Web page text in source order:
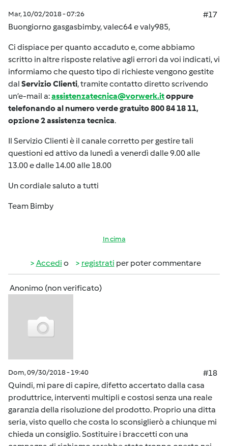
Mar, 10/02/2018 - 07:26
#17
Buongiorno gasgasbimby, valec64 e valy985,
Ci dispiace per quanto accaduto e, come abbiamo
scritto in altre risposte relative agli errori da voi indicati, vi
informiamo che questo tipo di richieste vengono gestite
dal Servizio Clienti, tramite contatto diretto scrivendo
un’e-mail a:assistenzatecnica@vorwerk.itoppure
telefonando al numero verde gratuito 800 84 18 11,
opzione 2 assistenza tecnica.
Il Servizio Clienti è il canale corretto per gestire tali
questioni ed attivo da lunedì a venerdì dalle 9.00 alle
13.00 e dalle 14.00 alle 18.00
Un cordiale saluto a tutti
Team Bimby
In cima
Accedi o registrati per poter commentare
Anonimo (non verificato)
Dom, 09/30/2018 - 19:40
#18
Quindi, mi pare di capire, difetto accertato dalla casa
produttrice, interventi multipli e costosi senza una reale
garanzia della risoluzione del prodotto. Proprio una ditta
seria, visto quello che costa lo sconsiglierò a chiunque mi
chieda un consiglio. Sostituire i braccetti con una